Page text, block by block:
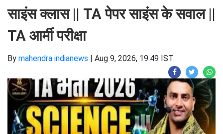
साइंस क्लास || TA पेपर साइंस के सवाल ||
TA आर्मी परीक्षा
By mahendra indianews Aug 9, 2026, 19:49 IST